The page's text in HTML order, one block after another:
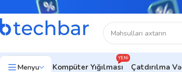
Menyu Kompüter Yığılması
YENI
Çatdırılma